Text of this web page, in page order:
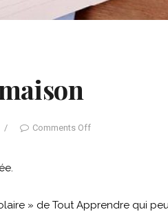
/ Comments Off
» de Tout Apprendre qui